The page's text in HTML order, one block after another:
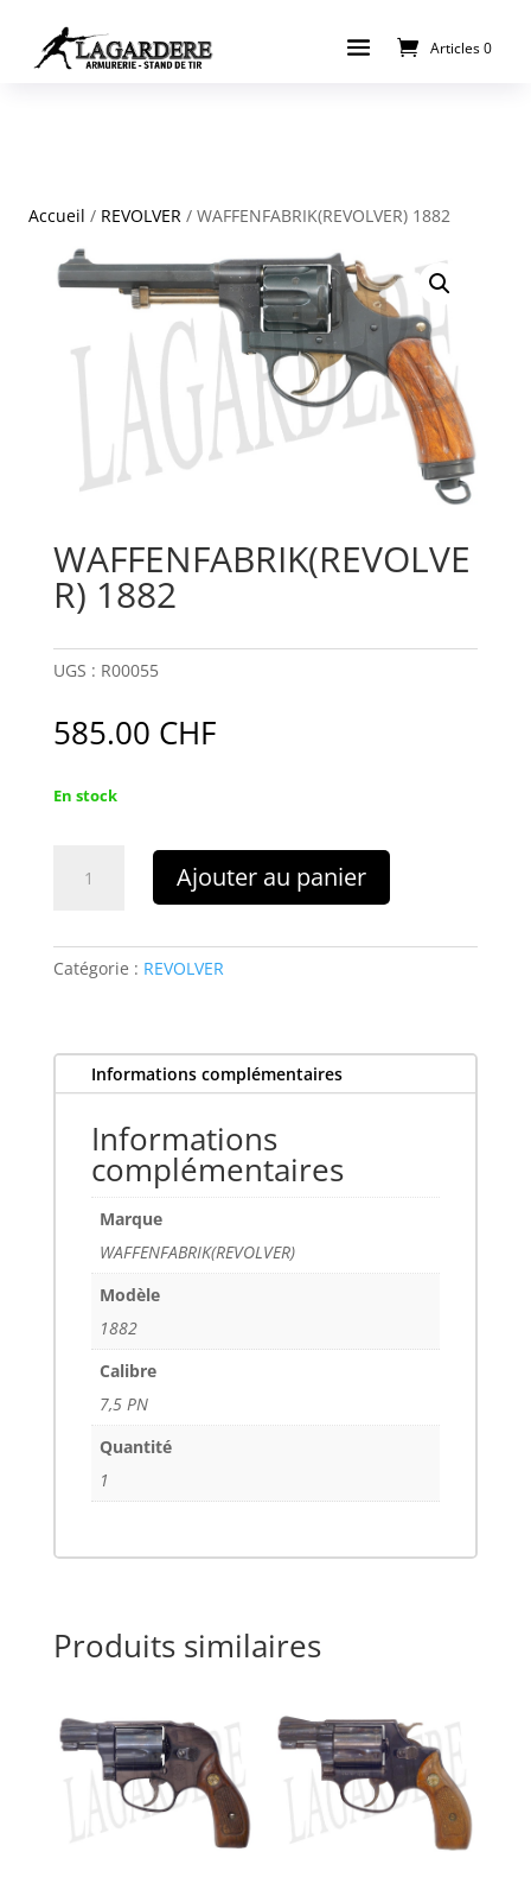
Articles 0
Accueil / REVOLVER / WAFFENFABRIK(REVOLVER) 1882
WAFFENFABRIK(REVOLVE
R) 1882
UGS : R00055
585.00 CHF
En stock
WAFFENFABRIK(REVOLVER)
Ajouter au panier
Catégorie : REVOLVER
Informations complémentaires
Informations
complémentaires
Marque
WAFFENFABRIK(REVOLVER)
Modèle
1882
Calibre
7,5 PN
Quantité
1
Produits similaires